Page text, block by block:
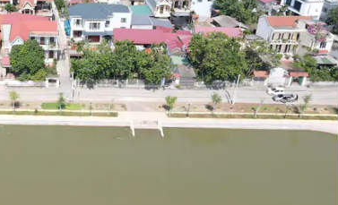
Camera giao thông
Câu chuyện giao thông
Lăng kính xây dựng